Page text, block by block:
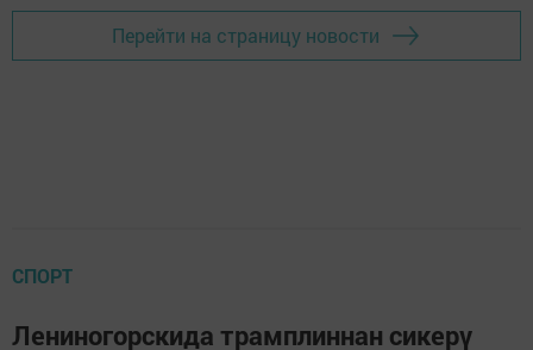
Перейти на страницу новости
СПОРТ
Лениногорскида трамплиннан сикерү